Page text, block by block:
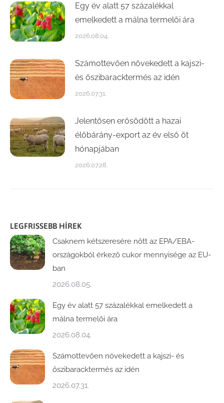
Egy év alatt 57 százalékkal
emelkedett a málna termelői ára
2026.08.04.
Számottevően növekedett a kajszi-
és őszibaracktermés az idén
2026.07.31.
Jelentősen erősödött a hazai
élőbárány-export az év első öt
hónapjában
2026.07.28.
LEGFRISSEBB HÍREK
Csaknem kétszeresére nőtt az EPA/EBA-
országokból érkező cukor mennyisége az EU-
ban
2026.08.05.
Egy év alatt 57 százalékkal emelkedett a
málna termelői ára
2026.08.04.
Számottevően növekedett a kajszi- és
őszibaracktermés az idén
2026.07.31.